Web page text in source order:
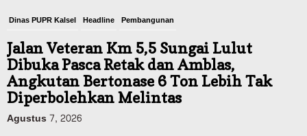
Dinas PUPR Kalsel Headline Pembangunan
Jalan Veteran Km 5,5 Sungai Lulut
Dibuka Pasca Retak dan Amblas,
Angkutan Bertonase 6 Ton Lebih Tak
Diperbolehkan Melintas
Agustus 7, 2026